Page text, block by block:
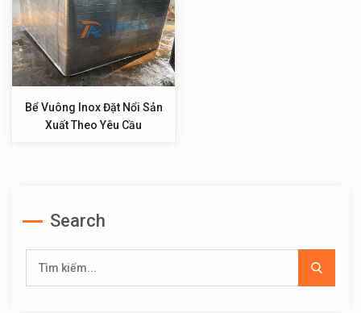
Bể Vuông Inox Đặt Nổi Sản
Xuất Theo Yêu Cầu
Search